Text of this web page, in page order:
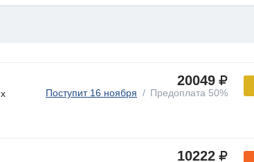
20049
Поступит 16 ноября Предоплата 50%
10222